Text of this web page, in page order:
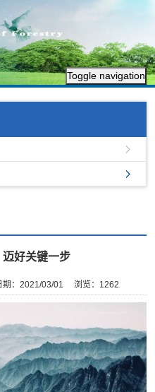
Toggle navigation
好关键一步
期：2021/03/01 浏览： 1262